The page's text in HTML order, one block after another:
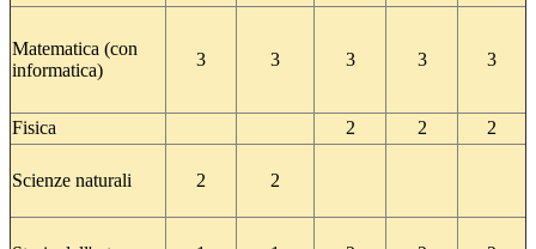
Matematica (con
informatica)
3 3 3 3 3
Fisica 2 2 2
Scienze naturali 2 2